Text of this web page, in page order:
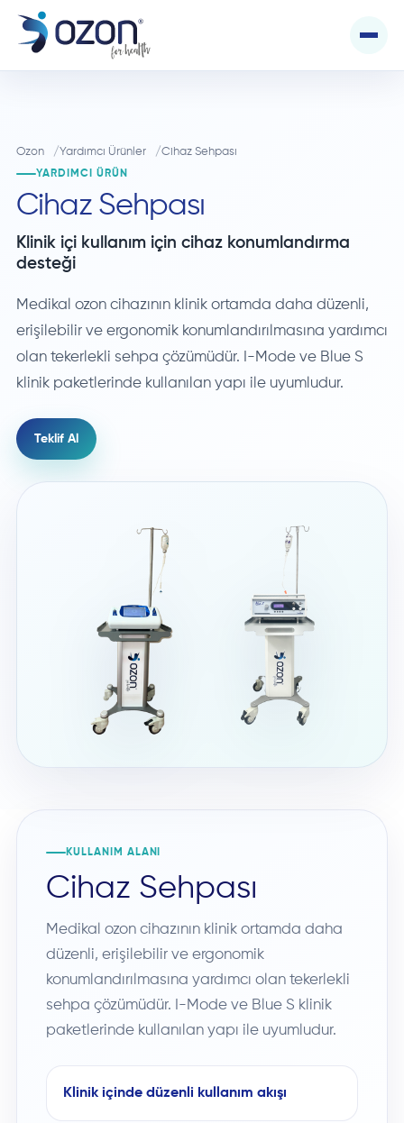
Ozon Yardımcı Ürünler Cihaz Sehpası
YARDIMCI ÜRÜN
Cihaz Sehpası
Klinik içi kullanım için cihaz konumlandırma
desteği
Medikal ozon cihazının klinik ortamda daha düzenli,
erişilebilir ve ergonomik konumlandırılmasına yardımcı
olan tekerlekli sehpa çözümüdür. I-Mode ve Blue S
klinik paketlerinde kullanılan yapı ile uyumludur.
Teklif Al
KULLANIM ALANI
Cihaz Sehpası
Medikal ozon cihazının klinik ortamda daha
düzenli, erişilebilir ve ergonomik
konumlandırılmasına yardımcı olan tekerlekli
sehpa çözümüdür. I-Mode ve Blue S klinik
paketlerinde kullanılan yapı ile uyumludur.
Klinik içinde düzenli kullanım akışı